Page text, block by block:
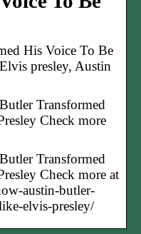
His Voice To Be
presley, Austin
Transformed
Check more
Transformed
Check more at
austin-butler-
elvis-presley/